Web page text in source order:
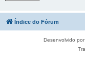
Índice do Fórum
Desenvolvido por